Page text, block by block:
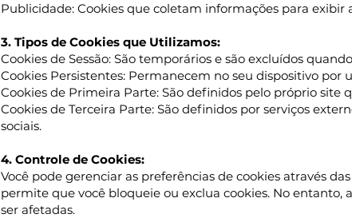
Publicidade: Cookies que coletam informações para exibir
3. Tipos de Cookies que Utilizamos:
Cookies de Sessão: São temporários e são excluídos
Cookies Persistentes: Permanecem no seu dispositivo
Cookies de Primeira Parte: São definidos pelo próprio site
Cookies de Terceira Parte: São definidos por serviços
sociais.
4. Controle de Cookies:
Você pode gerenciar as preferências de cookies através
permite que você bloqueie ou exclua cookies. No
ser afetadas.